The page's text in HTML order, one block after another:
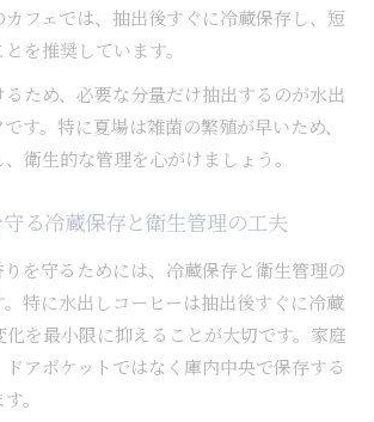
フェでは、抽出後すぐに冷蔵保存し、短
を推奨しています。
ため、必要な分量だけ抽出するのが水出
す。特に夏場は雑菌の繁殖が早いため、
衛生的な管理を心がけましょう。
守る冷蔵保存と衛生管理の工夫
を守るためには、冷蔵保存と衛生管理の
特に水出しコーヒーは抽出後すぐに冷蔵
を最小限に抑えることが大切です。家庭
アポケットではなく庫内中央で保存する
。